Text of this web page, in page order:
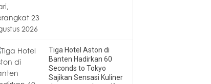
Tiga Hotel Aston di
Banten Hadirkan 60
Seconds to Tokyo
Sajikan Sensasi Kuliner